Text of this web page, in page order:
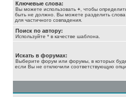
Ключевые слова:
Вы можете использовать + , чтобы
быть не должно. Вы можете разделить
для частичного совпадения.
Поиск по автору:
Используйте * в качестве шаблона.
Искать в форумах:
Выберите форум или форумы, в которых
если Вы не отключили соответствующую